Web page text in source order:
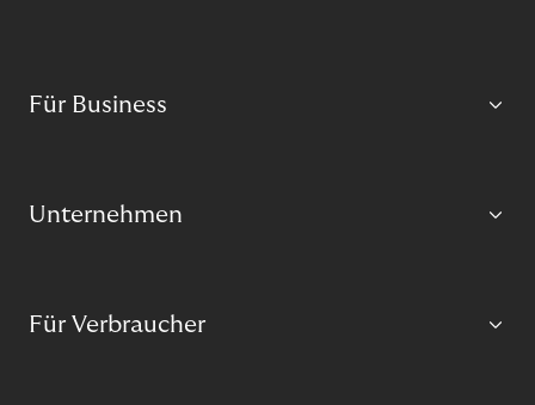
Für Business
Unternehmen
Für Verbraucher